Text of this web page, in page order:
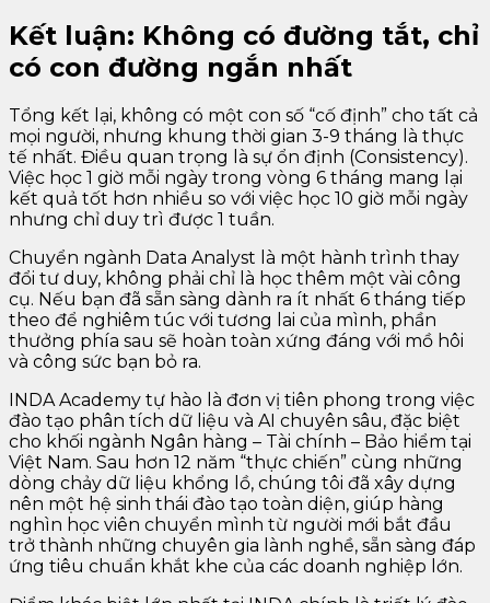
Kết luận: Không có đường tắt, chỉ
có con đường ngắn nhất
Tổng kết lại, không có một con số “cố định” cho tất cả
mọi người, nhưng khung thời gian 3-9 tháng là thực
tế nhất. Điều quan trọng là sự ổn định (Consistency).
Việc học 1 giờ mỗi ngày trong vòng 6 tháng mang lại
kết quả tốt hơn nhiều so với việc học 10 giờ mỗi ngày
nhưng chỉ duy trì được 1 tuần.
Chuyển ngành Data Analyst là một hành trình thay
đổi tư duy, không phải chỉ là học thêm một vài công
cụ. Nếu bạn đã sẵn sàng dành ra ít nhất 6 tháng tiếp
theo để nghiêm túc với tương lai của mình, phần
thưởng phía sau sẽ hoàn toàn xứng đáng với mồ hôi
và công sức bạn bỏ ra.
INDA Academy tự hào là đơn vị tiên phong trong việc
đào tạo phân tích dữ liệu và AI chuyên sâu, đặc biệt
cho khối ngành Ngân hàng – Tài chính – Bảo hiểm tại
Việt Nam. Sau hơn 12 năm “thực chiến” cùng những
dòng chảy dữ liệu khổng lồ, chúng tôi đã xây dựng
nên một hệ sinh thái đào tạo toàn diện, giúp hàng
nghìn học viên chuyển mình từ người mới bắt đầu
trở thành những chuyên gia lành nghề, sẵn sàng đáp
ứng tiêu chuẩn khắt khe của các doanh nghiệp lớn.